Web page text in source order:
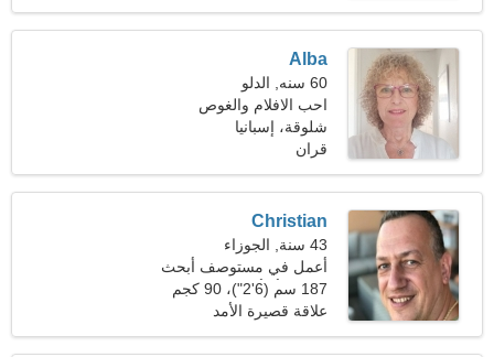
Alba
60 سنه, الدلو
احب الافلام والغوص
شلوقة، إسبانيا
قران
Christian
43 سنة, الجوزاء
أعمل في مستوصف أبحث
عن امرأة أنيقة
187 سم (6'2")، 90 كجم
(198 رطلا)
علاقة قصيرة الأمد